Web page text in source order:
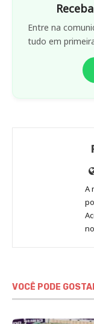
Entre na
tudo em
A
VOCÊ PODE